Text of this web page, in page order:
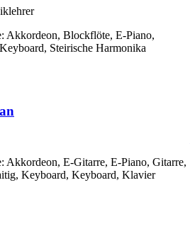
Akkordeon, Blockflöte, E-Piano,
Steirische Harmonika
Akkordeon, E-Gitarre, E-Piano, Gitarre,
Keyboard, Keyboard, Klavier